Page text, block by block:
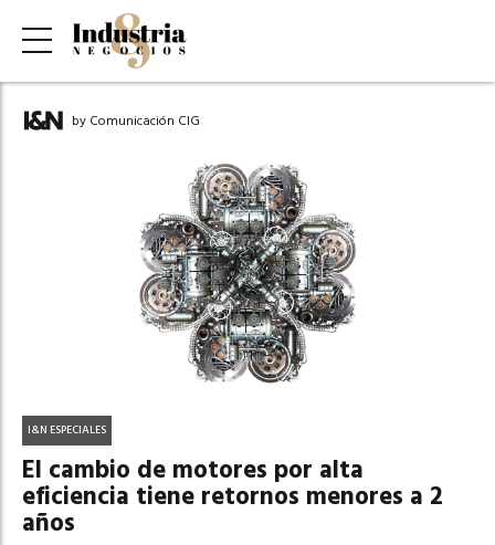
by Comunicación CIG
I&N ESPECIALES
El cambio de motores por alta
eficiencia tiene retornos menores a 2
años